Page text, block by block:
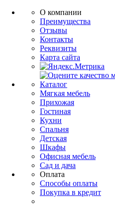
О компании
Преимущества
Отзывы
Контакты
Реквизиты
Карта сайта
Каталог
Мягкая мебель
Прихожая
Гостиная
Кухни
Спальня
Детская
Шкафы
Офисная мебель
Сад и дача
Оплата
Способы оплаты
Покупка в кредит